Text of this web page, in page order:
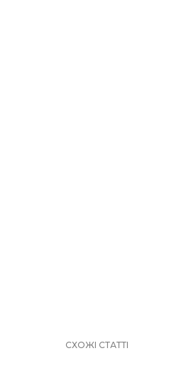
СХОЖІ СТАТТІ